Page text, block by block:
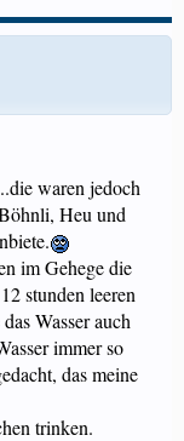
waren jedoch
Heu und
im Gehege die
stunden leeren
Wasser auch
immer so
das meine
trinken.